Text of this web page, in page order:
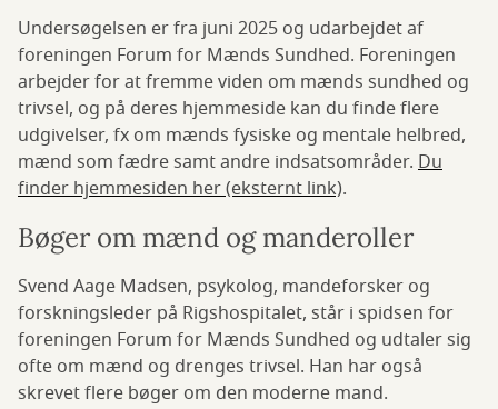
Undersøgelsen er fra juni 2025 og udarbejdet af
foreningen Forum for Mænds Sundhed. Foreningen
arbejder for at fremme viden om mænds sundhed og
trivsel, og på deres hjemmeside kan du finde flere
udgivelser, fx om mænds fysiske og mentale helbred,
mænd som fædre samt andre indsatsområder. Du
finder hjemmesiden her (eksternt link).
Bøger om mænd og manderoller
Svend Aage Madsen, psykolog, mandeforsker og
forskningsleder på Rigshospitalet, står i spidsen for
foreningen Forum for Mænds Sundhed og udtaler sig
ofte om mænd og drenges trivsel. Han har også
skrevet flere bøger om den moderne mand.